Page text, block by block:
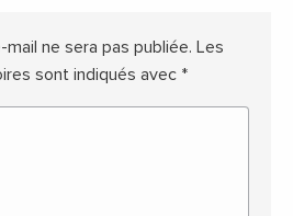
ne sera pas publiée. Les
sont indiqués avec *